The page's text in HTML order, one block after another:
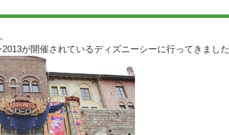
が開催されているディズニーシーに行ってきました